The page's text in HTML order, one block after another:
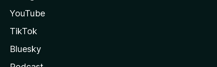
YouTube
TikTok
Bluesky